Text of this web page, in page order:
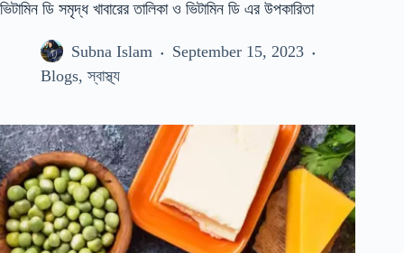
ভিটামিন ডি সমৃদ্ধ খাবারের তালিকা ও ভিটামিন ডি এর উপকারিতা
Subna Islam
September 15, 2023
Blogs,স্বাস্থ্য